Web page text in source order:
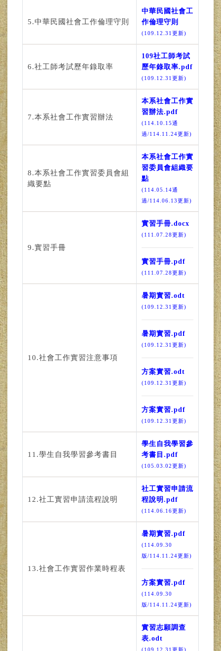
5.中華民國社會工作倫理守則
中華民國社會工
作倫理守則
(109.12.31更新)
6.社工師考試歷年錄取率
109社工師考試
歷年錄取率.pdf
(109.12.31更新)
7.本系社會工作實習辦法
本系社會工作實
習辦法.pdf
(114.10.15通
過/114.11.24更新)
8.本系社會工作實習委員會組
織要點
本系社會工作實
習委員會組織要
點
(114.05.14通
過/114.06.13更新)
9.實習手冊
實習手冊.docx
(111.07.28更新)
實習手冊.pdf
(111.07.28更新)
10.社會工作實習注意事項
暑期實習.odt
(109.12.31更新)
暑期實習.pdf
(109.12.31更新)
方案實習.odt
(109.12.31更新)
方案實習.pdf
(109.12.31更新)
11.學生自我學習參考書目
學生自我學習參
考書目.pdf
(105.03.02更新)
12.社工實習申請流程說明
社工實習申請流
程說明.pdf
(114.06.16更新)
13.社會工作實習作業時程表
暑期實習.pdf
(114.09.30
版/114.11.24更新)
方案實習.pdf
(114.09.30
版/114.11.24更新)
實習志願調查
表.odt
(109.12.31更新)